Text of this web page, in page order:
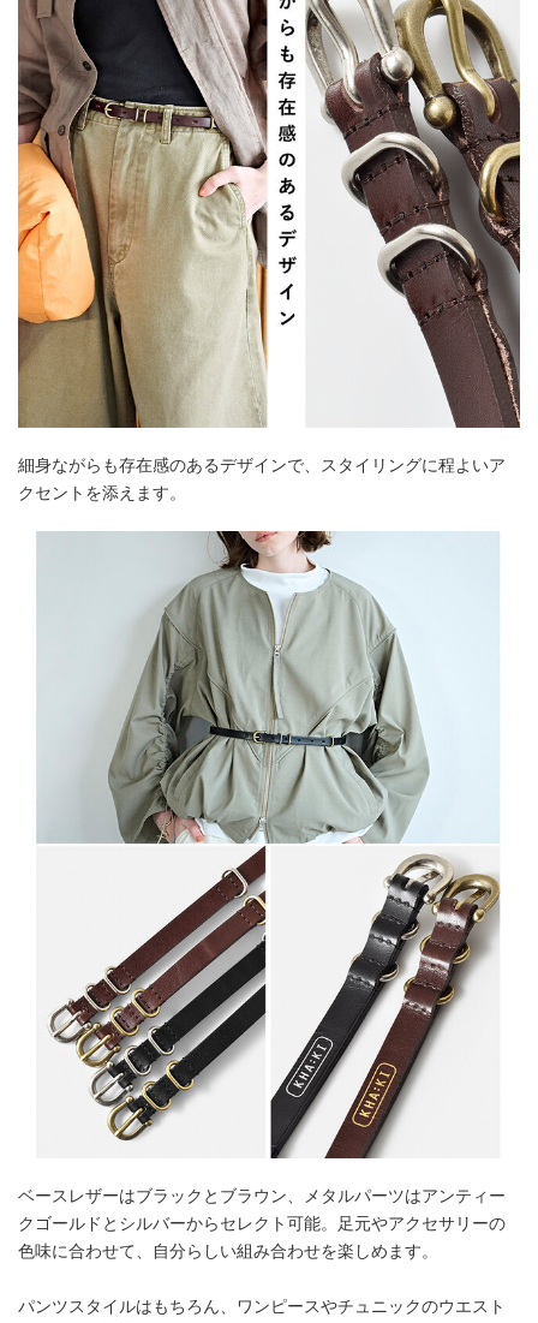
細身ながらも存在感のあるデザインで、スタイリングに程よいア
クセントを添えます。
ベースレザーはブラックとブラウン、メタルパーツはアンティー
クゴールドとシルバーからセレクト可能。足元やアクセサリーの
色味に合わせて、自分らしい組み合わせを楽しめます。
パンツスタイルはもちろん、ワンピースやチュニックのウエスト